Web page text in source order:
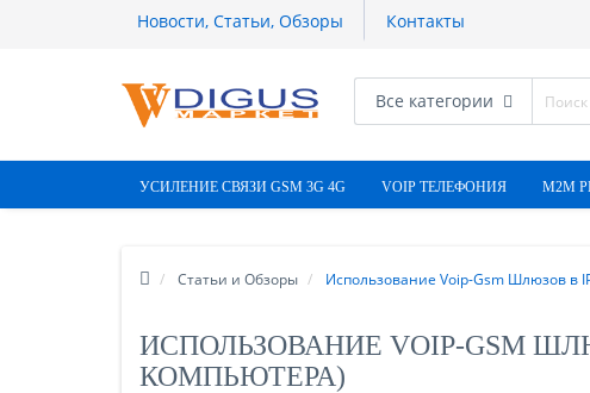
Новости, Статьи, Обзоры Контакты
Все категории
УСИЛЕНИЕ СВЯЗИ GSM 3G 4G VOIP ТЕЛЕФОНИЯ M2M
Статьи и Обзоры Использование Voip-Gsm Шлюзов в
ИСПОЛЬЗОВАНИЕ VOIP-GSM
КОМПЬЮТЕРА)